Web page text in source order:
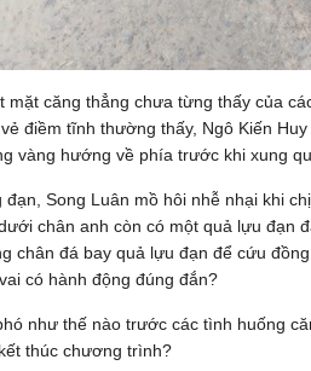
mặt căng thẳng chưa từng thấy của
điềm tĩnh thường thấy, Ngô Kiến
vàng hướng về phía trước khi xung
đạn, Song Luân mồ hôi nhễ nhại khi
chân anh còn có một quả lựu đạn
chân đá bay quả lựu đạn để cứu
có hành động đúng đắn?
như thế nào trước các tình huống
thúc chương trình?